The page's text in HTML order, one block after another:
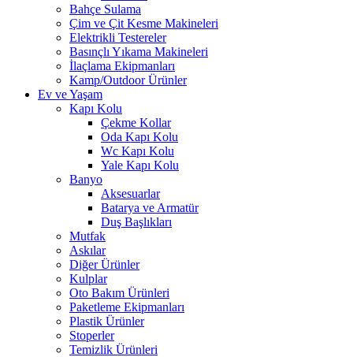
Bahçe Sulama
Çim ve Çit Kesme Makineleri
Elektrikli Testereler
Basınçlı Yıkama Makineleri
İlaçlama Ekipmanları
Kamp/Outdoor Ürünler
Ev ve Yaşam
Kapı Kolu
Çekme Kollar
Oda Kapı Kolu
Wc Kapı Kolu
Yale Kapı Kolu
Banyo
Aksesuarlar
Batarya ve Armatür
Duş Başlıkları
Mutfak
Askılar
Diğer Ürünler
Kulplar
Oto Bakım Ürünleri
Paketleme Ekipmanları
Plastik Ürünler
Stoperler
Temizlik Ürünleri